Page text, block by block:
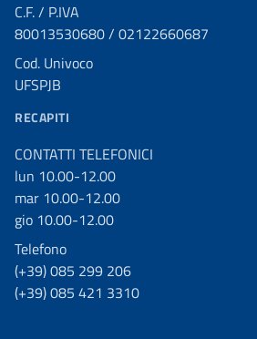
C.F. / P.IVA
80013530680 / 02122660687
Cod. Univoco
UFSPJB
RECAPITI
CONTATTI TELEFONICI
lun 10.00-12.00
mar 10.00-12.00
gio 10.00-12.00
Telefono
(+39) 085 299 206
(+39) 085 421 3310